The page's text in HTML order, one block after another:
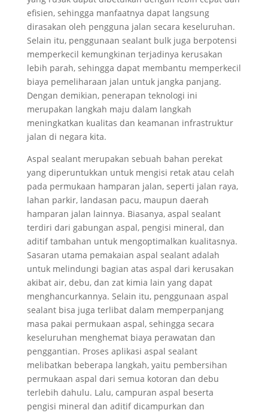
efisien, sehingga manfaatnya dapat langsung
dirasakan oleh pengguna jalan secara keseluruhan.
Selain itu, penggunaan sealant bulk juga berpotensi
memperkecil kemungkinan terjadinya kerusakan
lebih parah, sehingga dapat membantu memperkecil
biaya pemeliharaan jalan untuk jangka panjang.
Dengan demikian, penerapan teknologi ini
merupakan langkah maju dalam langkah
meningkatkan kualitas dan keamanan infrastruktur
jalan di negara kita.
Aspal sealant merupakan sebuah bahan perekat
yang diperuntukkan untuk mengisi retak atau celah
pada permukaan hamparan jalan, seperti jalan raya,
lahan parkir, landasan pacu, maupun daerah
hamparan jalan lainnya. Biasanya, aspal sealant
terdiri dari gabungan aspal, pengisi mineral, dan
aditif tambahan untuk mengoptimalkan kualitasnya.
Sasaran utama pemakaian aspal sealant adalah
untuk melindungi bagian atas aspal dari kerusakan
akibat air, debu, dan zat kimia lain yang dapat
menghancurkannya. Selain itu, penggunaan aspal
sealant bisa juga terlibat dalam memperpanjang
masa pakai permukaan aspal, sehingga secara
keseluruhan menghemat biaya perawatan dan
penggantian. Proses aplikasi aspal sealant
melibatkan beberapa langkah, yaitu pembersihan
permukaan aspal dari semua kotoran dan debu
terlebih dahulu. Lalu, campuran aspal beserta
pengisi mineral dan aditif dicampurkan dan